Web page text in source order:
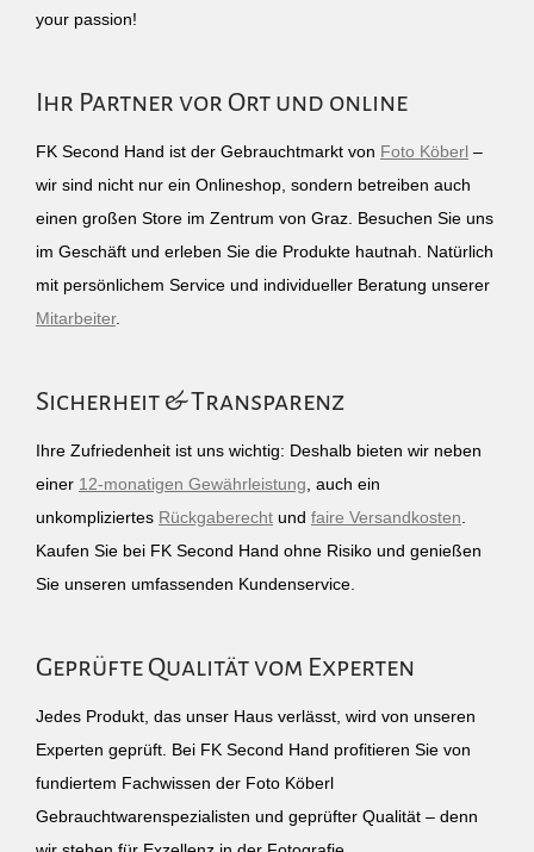
your passion!
Ihr Partner vor Ort und online
FK Second Hand ist der Gebrauchtmarkt von Foto Köberl –
wir sind nicht nur ein Onlineshop, sondern betreiben auch
einen großen Store im Zentrum von Graz. Besuchen Sie uns
im Geschäft und erleben Sie die Produkte hautnah. Natürlich
mit persönlichem Service und individueller Beratung unserer
Mitarbeiter.
Sicherheit & Transparenz
Ihre Zufriedenheit ist uns wichtig: Deshalb bieten wir neben
einer 12-monatigen Gewährleistung , auch ein
unkompliziertes Rückgaberecht und faire Versandkosten
Kaufen Sie bei FK Second Hand ohne Risiko und genießen
Sie unseren umfassenden Kundenservice.
Geprüfte Qualität vom Experten
Jedes Produkt, das unser Haus verlässt, wird von unseren
Experten geprüft. Bei FK Second Hand profitieren Sie von
fundiertem Fachwissen der Foto Köberl
Gebrauchtwarenspezialisten und geprüfter Qualität – denn